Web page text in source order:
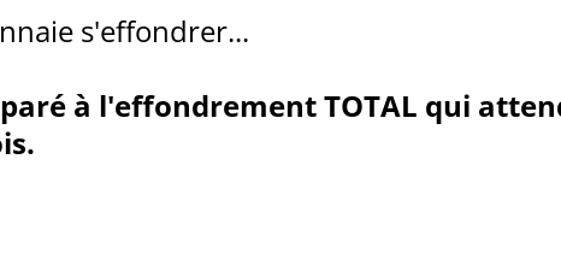
s'effondrer...
à l'effondrement TOTAL qui